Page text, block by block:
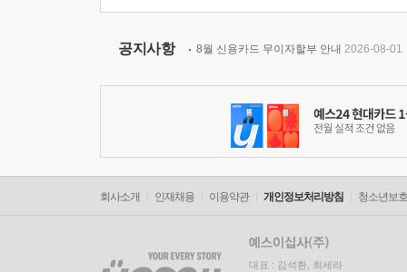
공지사항 8월 신용카드 무이자할부 안내 2026-08-01
회사소개 인재채용 이용약관 개인정보처리방침 청소년보
대표 : 김석환, 최세라